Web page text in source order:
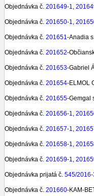
Objednávka č. 201649-1,
Objednávka č. 201650-1,
Objednávka č. 201651-Anadia
Objednávka č. 201652-
Objednávka č. 201653-Gabriel
Objednávka č. 201654-ELMOL
Objednávka č. 201655-Gemgal
Objednávka č. 201656-1,
Objednávka č. 201657-1,
Objednávka č. 201658-1,
Objednávka č. 201659-1,
Objednávka prijatá č. 545/
Objednávka č. 201660-KAM-